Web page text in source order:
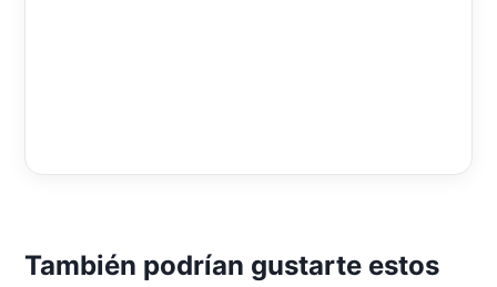
También podrían gustarte estos